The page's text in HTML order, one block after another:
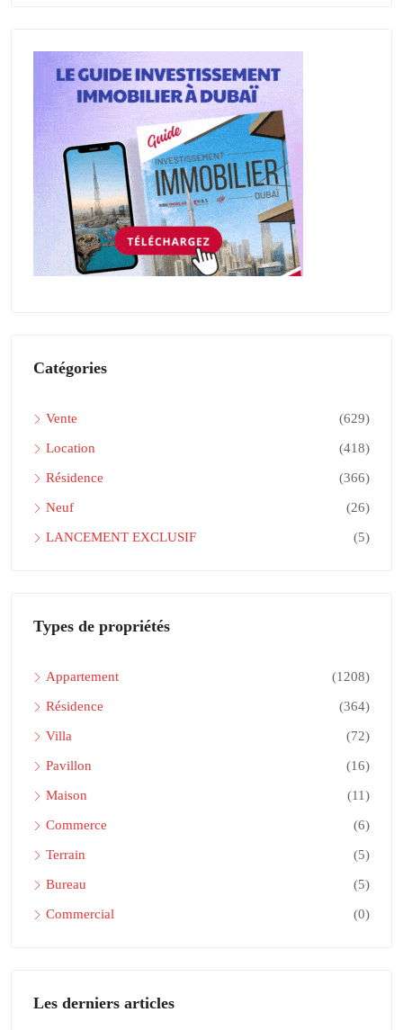
Catégories
Vente (629)
Location (418)
Résidence (366)
Neuf (26)
LANCEMENT EXCLUSIF (5)
Types de propriétés
Appartement (1208)
Résidence (364)
Villa (72)
Pavillon (16)
Maison (11)
Commerce (6)
Terrain (5)
Bureau (5)
Commercial (0)
Les derniers articles